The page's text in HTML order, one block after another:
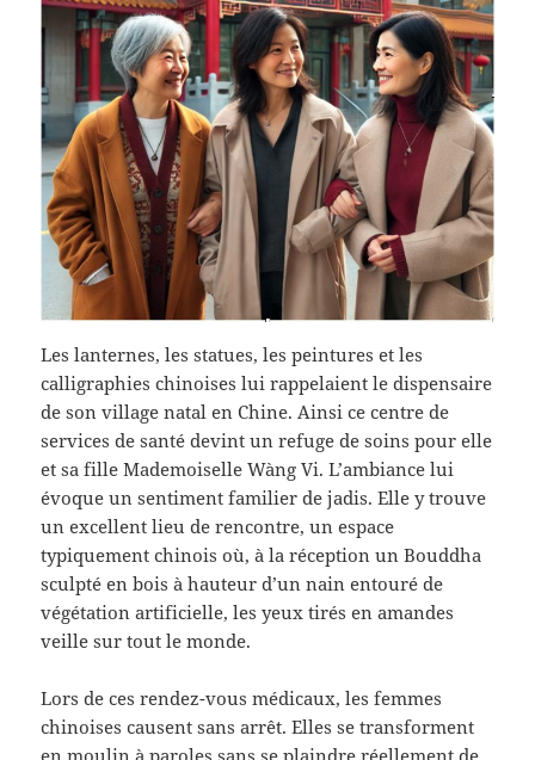
Les lanternes, les statues, les peintures et les
calligraphies chinoises lui rappelaient le dispensaire
de son village natal en Chine. Ainsi ce centre de
services de santé devint un refuge de soins pour elle
et sa fille Mademoiselle Wàng Vi. L’ambiance lui
évoque un sentiment familier de jadis. Elle y trouve
un excellent lieu de rencontre, un espace
typiquement chinois où, à la réception un Bouddha
sculpté en bois à hauteur d’un nain entouré de
végétation artificielle, les yeux tirés en amandes
veille sur tout le monde.
Lors de ces rendez-vous médicaux, les femmes
chinoises causent sans arrêt. Elles se transforment
en moulin à paroles sans se plaindre réellement de